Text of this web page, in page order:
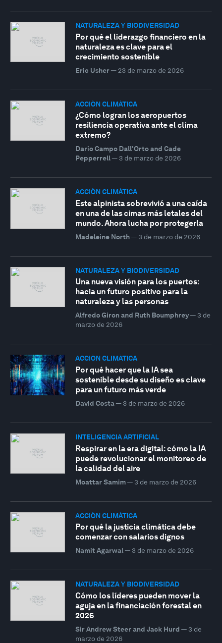
NATURALEZA Y BIODIVERSIDAD
Por qué el liderazgo financiero en la
naturaleza es clave para el
crecimiento sostenible
Eric Usher— 23 de marzo de 2026
ACCIÓN CLIMÁTICA
¿Cómo logran los aeropuertos
resiliencia operativa ante el clima
extremo?
Dario Campo Dall'Orto and Cade
Pepperrell— 3 de marzo de 2026
ACCIÓN CLIMÁTICA
Este alpinista sobrevivió a una caída
en una de las cimas más letales del
mundo. Ahora lucha por protegerla
Madeleine North— 3 de marzo de 2026
NATURALEZA Y BIODIVERSIDAD
Una nueva visión para los puertos:
hacia un futuro positivo para la
naturaleza y las personas
Alfredo Giron and Ruth Boumphrey— 3 de
marzo de 2026
ACCIÓN CLIMÁTICA
Por qué hacer que la IA sea
sostenible desde su diseño es clave
para un futuro más verde
David Costa— 3 de marzo de 2026
INTELIGENCIA ARTIFICIAL
Respirar en la era digital: cómo la IA
puede revolucionar el monitoreo de
la calidad del aire
Moattar Samim— 3 de marzo de 2026
ACCIÓN CLIMÁTICA
Por qué la justicia climática debe
comenzar con salarios dignos
Namit Agarwal— 3 de marzo de 2026
NATURALEZA Y BIODIVERSIDAD
Cómo los líderes pueden mover la
aguja en la financiación forestal en
2026
Sir Andrew Steer and Jack Hurd — 3 de
marzo de 2026